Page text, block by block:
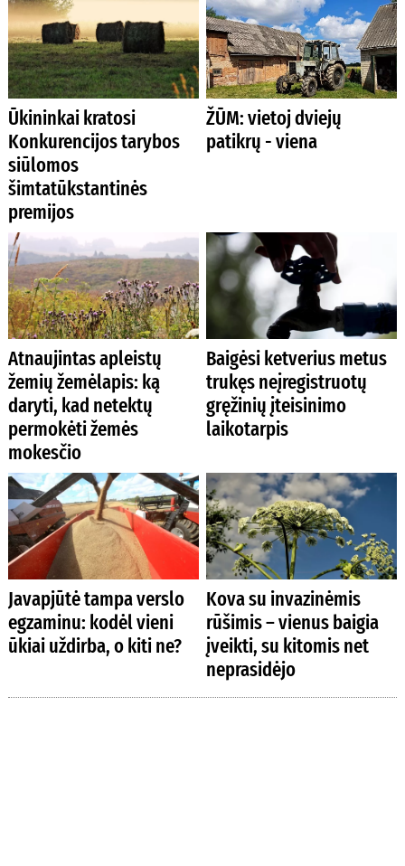
Ūkininkai kratosi
Konkurencijos tarybos
siūlomos
šimtatūkstantinės
premijos
ŽŪM: vietoj dviejų
patikrų - viena
Atnaujintas apleistų
žemių žemėlapis: ką
daryti, kad netektų
permokėti žemės
mokesčio
Baigėsi ketverius metus
trukęs neįregistruotų
gręžinių įteisinimo
laikotarpis
Javapjūtė tampa verslo
egzaminu: kodėl vieni
ūkiai uždirba, o kiti ne?
Kova su invazinėmis
rūšimis – vienus baigia
įveikti, su kitomis net
neprasidėjo